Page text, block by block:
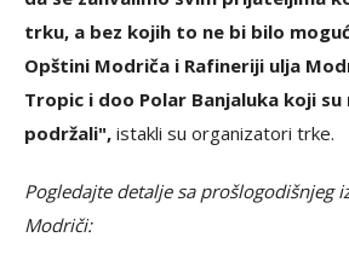
trku, a bez kojih to ne bi bilo
Opštini Modriča i Rafineriji ulja
Tropic i doo Polar Banjaluka koji su
podržali", istakli su organizatori trke.
Pogledajte detalje sa prošlogodišnjeg
Modriči: